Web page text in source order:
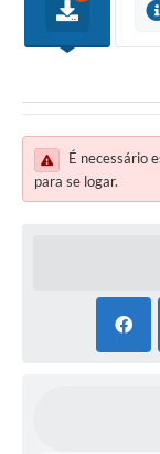
É necessário
para se logar.